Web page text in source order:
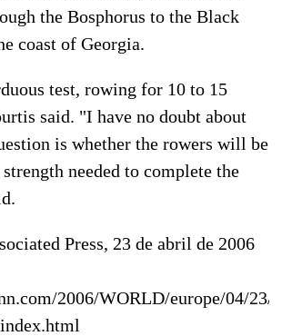
the Bosphorus to the Black
coast of Georgia.
test, rowing for 10 to 15
said. "I have no doubt about
is whether the rowers will be
needed to complete the
Press, 23 de abril de 2006
2006/WORLD/europe/04/23/